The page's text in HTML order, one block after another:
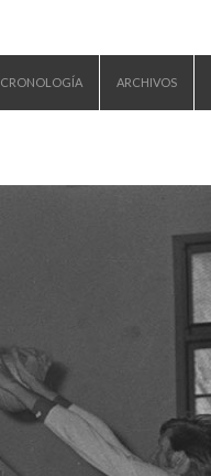
CRONOLOGÍA ARCHIVOS